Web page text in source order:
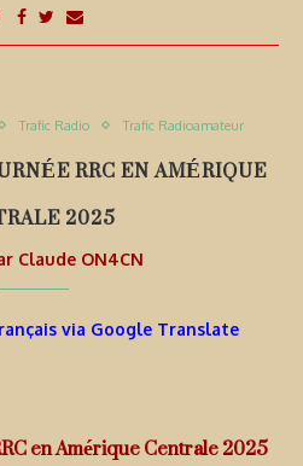
Trafic Radio Trafic Radioamateur
RRC EN AMÉRIQUE
2025
Claude ON4CN
via Google Translate
en Amérique Centrale 2025